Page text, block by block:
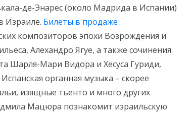
де-Энарес (около Мадрида в Испании)
Израиле. Билеты в продаже
композиторов эпохи Возрождения и
Алехандро Ягуе, а также сочинения
Шарля-Мари Видора и Хесуса Гуриди,
органная музыка – скорее
изящные тьенто и много других
Мацюра познакомит израильскую